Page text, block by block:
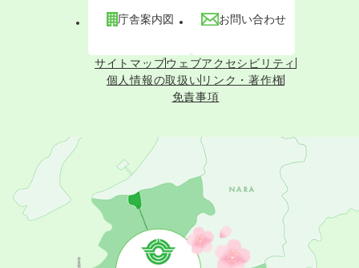
庁舎案内図 お問い合わせ
サイトマップウェブアクセシビリティ
個人情報の取扱い リンク・著作権
免責事項